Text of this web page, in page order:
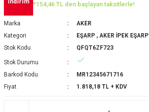
JAKAR EŞARP
PAMUK EŞARP
MEDİNE İPEĞİ ŞAL
*154,46 TL den başlayan taksitlerle!
Marka
AKER
Kategori
EŞARP , AKER İPEK EŞARP
Stok Kodu
QFQT6ZF723
Stok Durumu
Barkod Kodu
MR12345671716
Fiyat
1.818,18 TL + KDV